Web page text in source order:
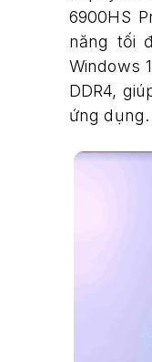
6900HS
năng tối
Windows
DDR4,
ứng dụng.